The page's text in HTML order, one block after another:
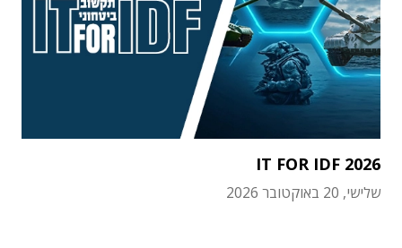
IT FOR IDF 2026
שלישי, 20 באוקטובר 2026